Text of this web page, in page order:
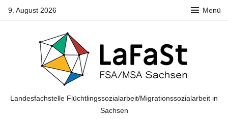
Zum9. August 2026 Menü
LaFaSt
Landesfachstelle Flüchtlingssozialarbeit/Migrationssozialarbeit in
Sachsen